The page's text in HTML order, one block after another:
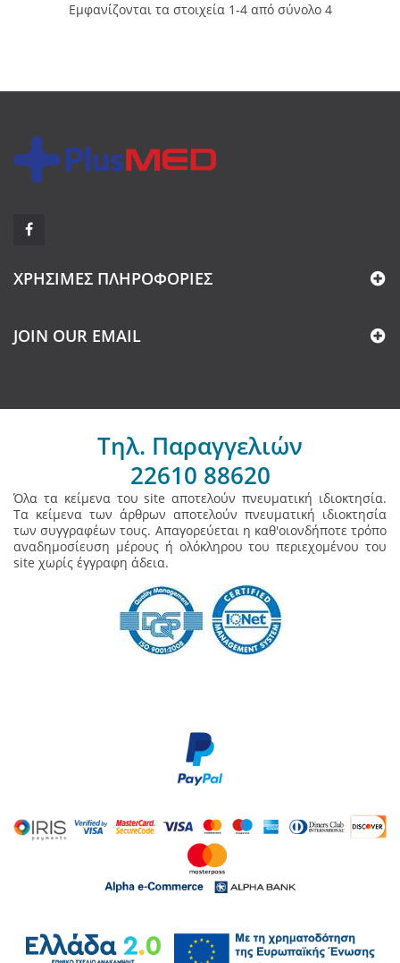
Εμφανίζονται τα στοιχεία 1-4 από σύνολο 4
ΧΡΉΣΙΜΕΣ ΠΛΗΡΟΦΟΡΊΕΣ
JOIN OUR EMAIL
Τηλ. Παραγγελιών
22610 88620
Όλα τα κείμενα του site αποτελούν πνευματική ιδιοκτησία.
Τα κείμενα των άρθρων αποτελούν πνευματική ιδιοκτησία
των συγγραφέων τους. Απαγορεύεται η καθ'οιονδήποτε τρόπο
αναδημοσίευση μέρους ή ολόκληρου του περιεχομένου του
site χωρίς έγγραφη άδεια.